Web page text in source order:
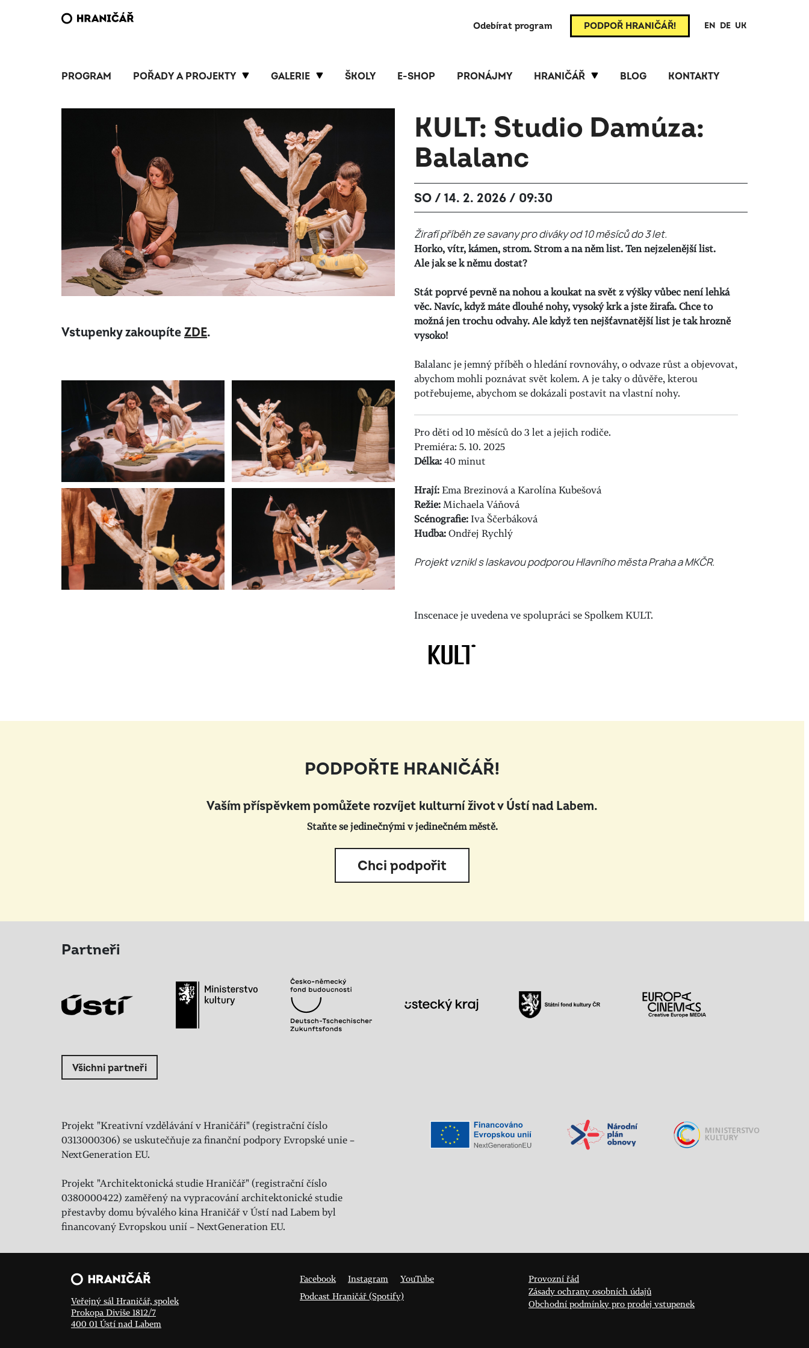
Odebírat program PODPOŘ HRANIČÁŘ! EN DE UK
PROGRAM POŘADY A PROJEKTY GALERIE ŠKOLY E-SHOP PRONÁJMY HRANIČÁŘ BLOG KONTAKTY
KULT: Studio Damúza:
Balalanc
SO / 14. 2. 2026 / 09:30
Žirafí příběh ze savany pro diváky od 10 měsíců do 3 let.
Horko, vítr, kámen, strom. Strom a na něm list. Ten nejzelenější list.
Ale jak se k němu dostat?
Stát poprvé pevně na nohou a koukat na svět z výšky vůbec není lehká
věc. Navíc, když máte dlouhé nohy, vysoký krk a jste žirafa. Chce to
možná jen trochu odvahy. Ale když ten nejšťavnatější list je tak hrozně
vysoko!
Balalanc je jemný příběh o hledání rovnováhy, o odvaze růst a objevovat,
abychom mohli poznávat svět kolem. A je taky o důvěře, kterou
potřebujeme, abychom se dokázali postavit na vlastní nohy.
Pro děti od 10 měsíců do 3 let a jejich rodiče.
Premiéra: 5. 10. 2025
Délka:40 minut
Hrají:Ema Brezinová a Karolína Kubešová
Režie:Michaela Váňová
Scénografie:Iva Ščerbáková
Hudba:Ondřej Rychlý
Projekt vznikl s laskavou podporou Hlavního města Praha a MKČR.
Inscenace je uvedena ve spolupráci se Spolkem KULT.
Vstupenky zakoupíte ZDE.
PODPOŘTE HRANIČÁŘ!
Vaším příspěvkem pomůžete rozvíjet kulturní život v Ústí nad Labem.
Staňte se jedinečnými v jedinečném městě.
Chci podpořit
Partneři
Všichni partneři
Projekt "Kreativní vzdělávání v Hraničáři" (registrační číslo
0313000306) se uskutečňuje za finanční podpory Evropské unie –
NextGeneration EU.
Projekt "Architektonická studie Hraničář" (registrační číslo
0380000422) zaměřený na vypracování architektonické studie
přestavby domu bývalého kina Hraničář v Ústí nad Labem byl
financovaný Evropskou unií – NextGeneration EU.
Veřejný sál Hraničář, spolek
Prokopa Diviše 1812/7
400 01 Ústí nad Labem
Facebook Instagram
YouTube
Podcast Hraničář (Spotify)
Provozní řád
Zásady ochrany osobních údajů
Obchodní podmínky pro prodej vstupenek